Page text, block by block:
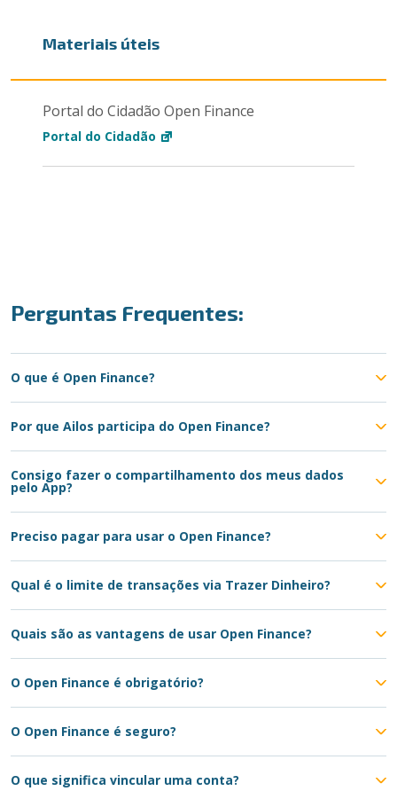
Materiais úteis
Portal do Cidadão Open Finance
Portal do Cidadão
Perguntas Frequentes:
O que é Open Finance?
Por que Ailos participa do Open Finance?
Consigo fazer o compartilhamento dos meus dados
pelo App?
Preciso pagar para usar o Open Finance?
Qual é o limite de transações via Trazer Dinheiro?
Quais são as vantagens de usar Open Finance?
O Open Finance é obrigatório?
O Open Finance é seguro?
O que significa vincular uma conta?